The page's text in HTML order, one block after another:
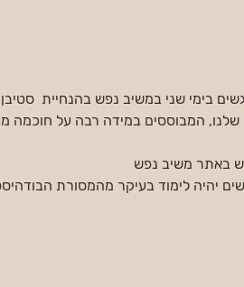
מפגשים בימי שני במשיב נפש בהנחיית
שלנו, המבוססים במידה רבה על חוכמה
באתר משיב נפש
יהיה לימוד בעיקר מהמסורת